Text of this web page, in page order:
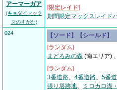
アーマーガア
(キョダイマック
スのすがた)
[限定レイド]
期間限定マックスレイド
024
【ソード】【シールド】
[ランダム]
まどろみの森 (南エリア) 、
[ランダム]
3番道路、 4番道路、 5番
張り塔跡地、 ミロカロ湖